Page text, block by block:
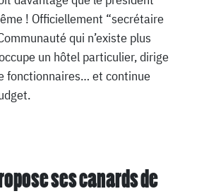
! Officiellement “secrétaire
qui n’existe plus
un hôtel particulier, dirige
fonctionnaires… et continue
ses canards de